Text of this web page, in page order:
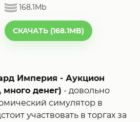
168.1Mb
СКАЧАТЬ (168.1MB)
Империя - Аукцион
денег) - довольно
симулятор в
участвовать в торгах за